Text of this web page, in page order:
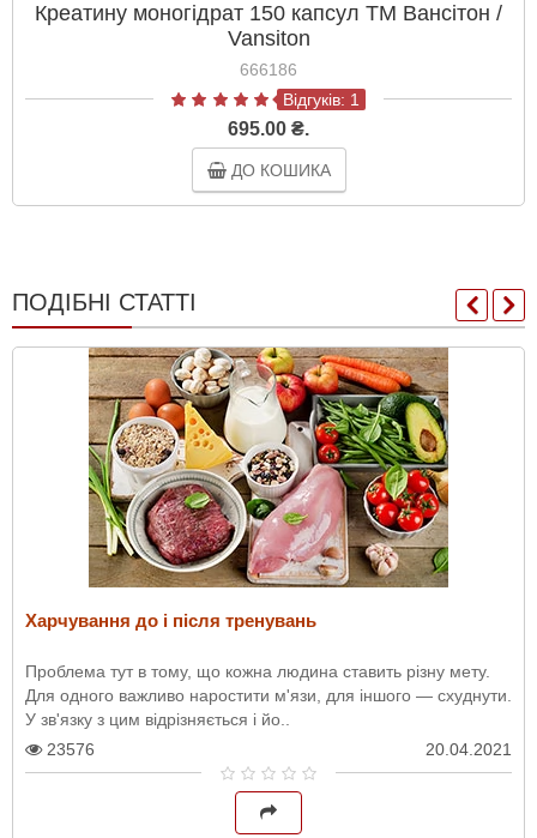
Креатину моногідрат 150 капсул ТМ Вансітон /
Vansiton
666186
Відгуків: 1
695.00 ₴.
ДО КОШИКА
ПОДІБНІ СТАТТІ
Харчування до і після тренувань
Проблема тут в тому, що кожна людина ставить різну мету.
Для одного важливо наростити м'язи, для іншого — схуднути.
У зв'язку з цим відрізняється і йо..
23576
20.04.2021